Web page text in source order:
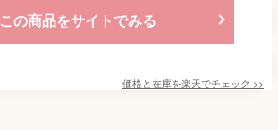
この商品をサイトでみる
価格と在庫を楽天でチェック >>